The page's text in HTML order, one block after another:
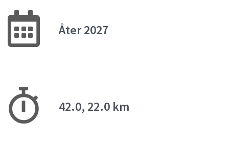
Åter 2027
42.0, 22.0 km